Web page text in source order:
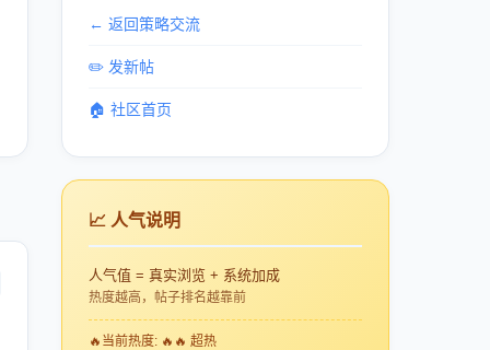
← 返回策略交流
✏️ 发新帖
🏠 社区首页
📈 人气说明
人气值 = 真实浏览 + 系统加成
热度越高，帖子排名越靠前
🔥 当前热度: 🔥🔥 超热